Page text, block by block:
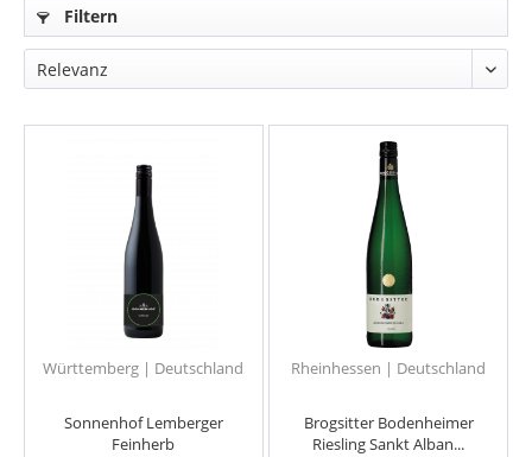
Filtern
Württemberg | Deutschland
Sonnenhof Lemberger
Feinherb
Rheinhessen | Deutschland
Brogsitter Bodenheimer
Riesling Sankt Alban...